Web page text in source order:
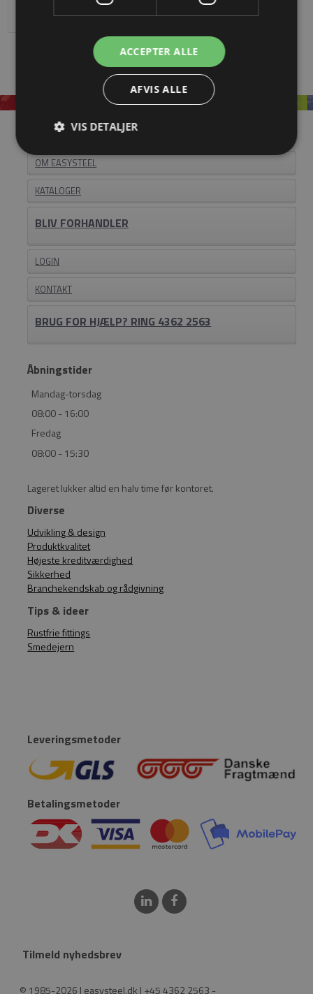
Information
OM EASYSTEEL
KATALOGER
BLIV FORHANDLER
LOGIN
KONTAKT
BRUG FOR HJÆLP? RING 4362 2563
Åbningstider
Mandag-torsdag
08:00 - 16:00
Fredag
08:00 - 15:30
Lageret lukker altid en halv time før kontoret.
Diverse
Udvikling & design
Produktkvalitet
Højeste kreditværdighed
Sikkerhed
Branchekendskab og rådgivning
Tips & ideer
Rustfrie fittings
Smedejern
Leveringsmetoder
Betalingsmetoder
Tilmeld nyhedsbrev
© 1985-2026 | easysteel.dk | +45 4362 2563 -
ACCEPTER ALLE
AFVIS ALLE
VIS DETALJER